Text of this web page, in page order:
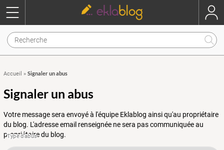
Accueil » Signaler un abus
Signaler un abus
Votre message sera envoyé à l'équipe Eklablog ainsi qu'au propriétaire
du blog. L'adresse email renseignée ne sera pas communiquée au
propriétaire du blog.